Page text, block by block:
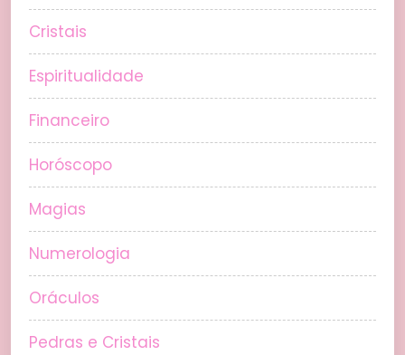
Cristais
Espiritualidade
Financeiro
Horóscopo
Magias
Numerologia
Oráculos
Pedras e Cristais